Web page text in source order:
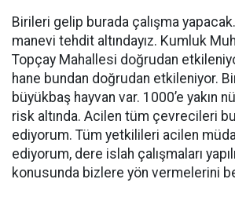
Birileri gelip burada çalışma
manevi tehdit altındayız. Kumluk
Topçay Mahallesi doğrudan
hane bundan doğrudan etkileniyor.
büyükbaş hayvan var. 1000’e yakın
risk altında. Acilen tüm çevrecileri
ediyorum. Tüm yetkilileri acilen
ediyorum, dere islah çalışmaları
konusunda bizlere yön vermelerini